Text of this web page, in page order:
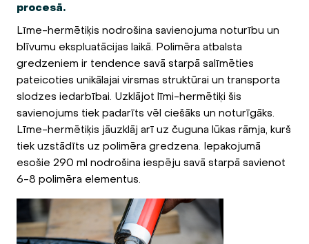
procesā.
Līme-hermētiķis nodrošina savienojuma noturību un
blīvumu ekspluatācijas laikā. Polimēra atbalsta
gredzeniem ir tendence savā starpā salīmēties
pateicoties unikālajai virsmas struktūrai un transporta
slodzes iedarbībai. Uzklājot līmi-hermētiķi šis
savienojums tiek padarīts vēl ciešāks un noturīgāks.
Līme-hermētiķis jāuzklāj arī uz čuguna lūkas rāmja, kurš
tiek uzstādīts uz polimēra gredzena. Iepakojumā
esošie 290 ml nodrošina iespēju savā starpā savienot
6-8 polimēra elementus.